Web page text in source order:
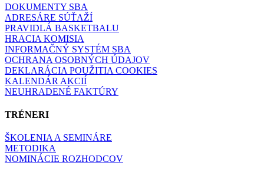
DOKUMENTY SBA
ADRESÁRE SÚŤAŽÍ
PRAVIDLÁ BASKETBALU
HRACIA KOMISIA
INFORMAČNÝ SYSTÉM SBA
OCHRANA OSOBNÝCH ÚDAJOV
DEKLARÁCIA POUŽITIA COOKIES
KALENDÁR AKCIÍ
NEUHRADENÉ FAKTÚRY
TRÉNERI
ŠKOLENIA A SEMINÁRE
METODIKA
NOMINÁCIE ROZHODCOV